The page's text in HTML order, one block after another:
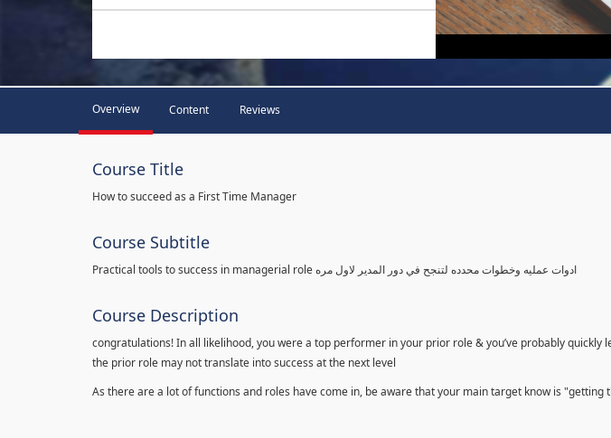
Overview Content Reviews
Course Title
How to succeed as a First Time Manager
Course Subtitle
Practical tools to success in managerial role ادوات عمليه وخطوات محدده لتنجح في دور المدير لاول مره
Course Description
congratulations! In all likelihood, you were a top performer in your prior role & you’ve probably
the prior role may not translate into success at the next level
As there are a lot of functions and roles have come in, be aware that your main target know is "getting